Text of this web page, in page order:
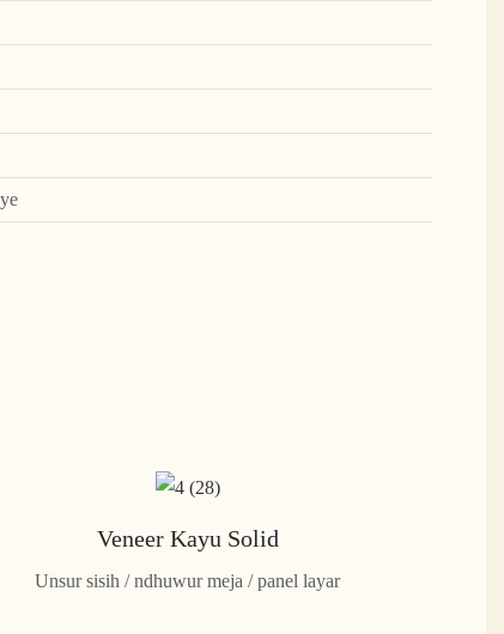
Veneer Kayu Solid
Unsur sisih / ndhuwur meja / panel layar